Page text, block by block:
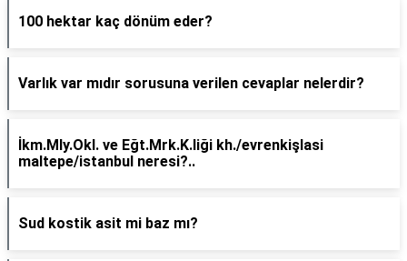
100 hektar kaç dönüm eder?
Varlık var mıdır sorusuna verilen cevaplar nelerdir?
İkm.Mly.Okl. ve Eğt.Mrk.K.liği kh./evrenkişlasi
maltepe/istanbul neresi?..
Sud kostik asit mi baz mı?